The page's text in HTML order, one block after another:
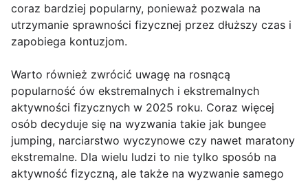
coraz bardziej popularny, ponieważ pozwala na
utrzymanie sprawności fizycznej przez dłuższy czas i
zapobiega kontuzjom.
Warto również zwrócić uwagę na rosnącą
popularność ów ekstremalnych i ekstremalnych
aktywności fizycznych w 2025 roku. Coraz więcej
osób decyduje się na wyzwania takie jak bungee
jumping, narciarstwo wyczynowe czy nawet maratony
ekstremalne. Dla wielu ludzi to nie tylko sposób na
aktywność fizyczną, ale także na wyzwanie samego